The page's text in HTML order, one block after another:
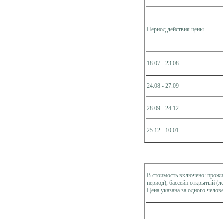
Период действия цены
18.07 - 23.08
24.08 - 27.09
28.09 - 24.12
25.12 - 10.01
В стоимость включено:
период), бассейн открытый
Цена указана за одного